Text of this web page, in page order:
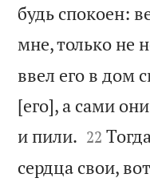
будь спокоен:
мне, только не
ввел его в дом
[его], а сами
и пили. 

22
сердца свои,